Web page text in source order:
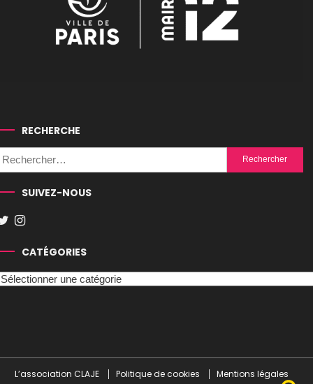
RECHERCHE
Rechercher :
SUIVEZ-NOUS
CATÉGORIES
L’association CLAJE Politique de cookies
Mentions légales